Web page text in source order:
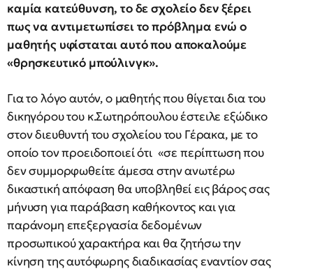
καμία κατεύθυνση, το δε σχολείο δεν ξέρει
πως να αντιμετωπίσει το πρόβλημα ενώ ο
μαθητής υφίσταται αυτό που αποκαλούμε
«θρησκευτικό μπούλινγκ».
Για το λόγο αυτόν, ο μαθητής που θίγεται δια του
δικηγόρου του κ.Σωτηρόπουλου έστειλε εξώδικο
στον διευθυντή του σχολείου του Γέρακα, με το
οποίο τον προειδοποιεί ότι «σε περίπτωση που
δεν συμμορφωθείτε άμεσα στην ανωτέρω
δικαστική απόφαση θα υποβληθεί εις βάρος σας
μήνυση για παράβαση καθήκοντος και για
παράνομη επεξεργασία δεδομένων
προσωπικού χαρακτήρα και θα ζητήσω την
κίνηση της αυτόφωρης διαδικασίας εναντίον σας